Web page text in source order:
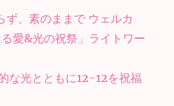
、素のままで ウェルカ
愛&光の祝祭」ライトワー
な光とともに12-12を祝福